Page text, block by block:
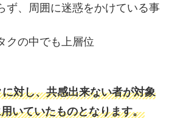
ず、周囲に迷惑をかけている事
クの中でも上層位
対し、共感出来ない者が対象
いていたものとなります。